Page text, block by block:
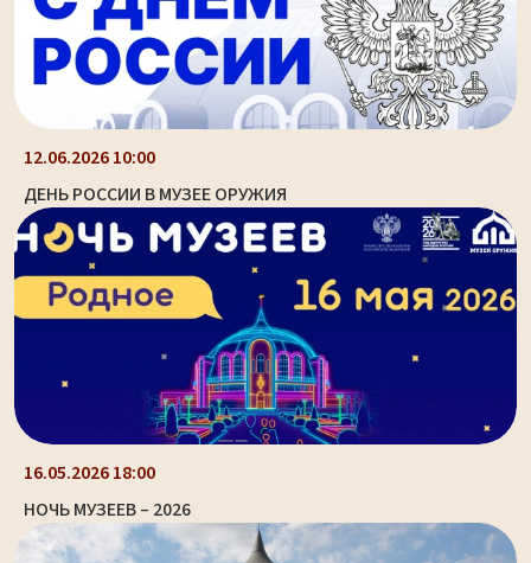
12.06.2026 10:00
ДЕНЬ РОССИИ В МУЗЕЕ ОРУЖИЯ
16.05.2026 18:00
НОЧЬ МУЗЕЕВ – 2026